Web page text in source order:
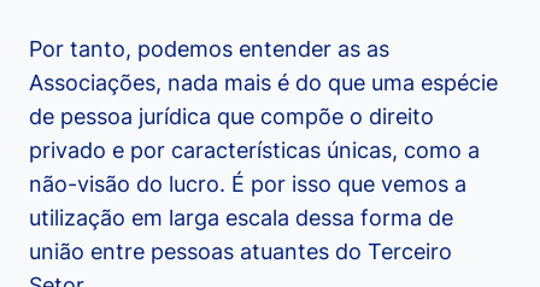
Por tanto, podemos entender as as
Associações, nada mais é do que uma espécie
de pessoa jurídica que compõe o direito
privado e por características únicas, como a
não-visão do lucro. É por isso que vemos a
utilização em larga escala dessa forma de
união entre pessoas atuantes do Terceiro